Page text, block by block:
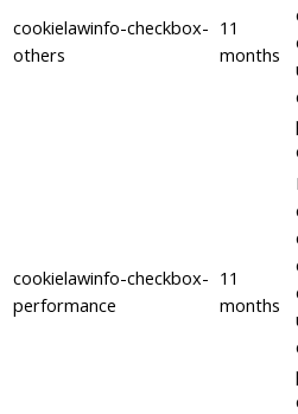
cookielawinfo-checkbox-
others
11
months
cookielawinfo-checkbox-
performance
11
months